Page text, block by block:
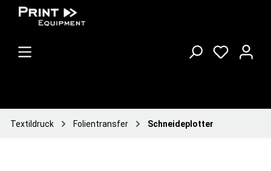
Textildruck Folientransfer Schneideplotter